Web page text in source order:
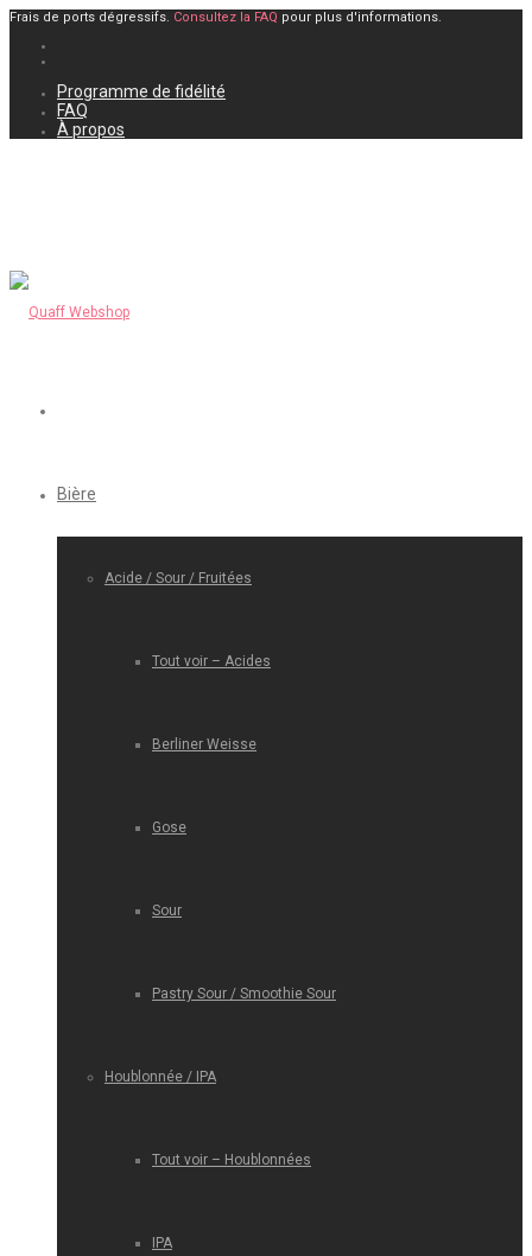
Frais de ports dégressifs. Consultez la FAQ pour plus d'informations.
Programme de fidélité
FAQ
À propos
Bière
Acide / Sour / Fruitées
Tout voir – Acides
Berliner Weisse
Gose
Sour
Pastry Sour / Smoothie Sour
Houblonnée / IPA
Tout voir – Houblonnées
IPA